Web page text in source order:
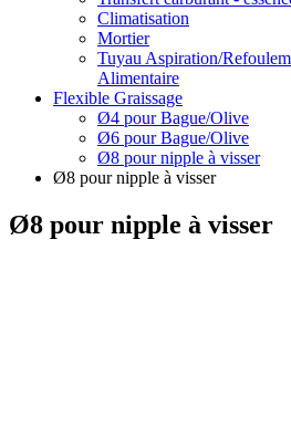
Climatisation
Mortier
Tuyau Aspiration/
Alimentaire
Flexible Graissage
Ø4 pour Bague/Olive
Ø6 pour Bague/Olive
Ø8 pour nipple à visser
Ø8 pour nipple à visser
Ø8 pour nipple à visser